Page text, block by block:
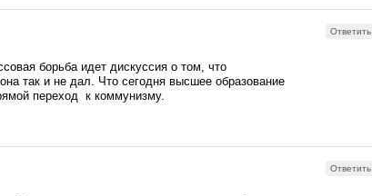
Ответить
борьба идет дискуссия о том, что
так и не дал. Что сегодня высшее образование
переход к коммунизму.
Ответить